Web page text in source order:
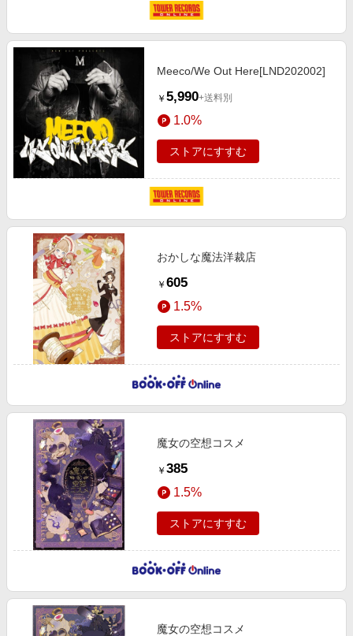
Meeco/We Out Here[LND202002]
￥ 5,990+送料別
1.0%
ストアにすすむ
おかしな魔法洋裁店
￥ 605
1.5%
ストアにすすむ
魔女の空想コスメ
￥ 385
1.5%
ストアにすすむ
魔女の空想コスメ